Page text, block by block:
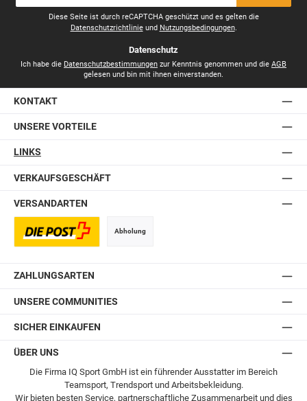
Diese Seite ist durch reCAPTCHA geschützt und es gelten die
Datenschutzrichtlinieund Nutzungsbedingungen.
Datenschutz
Ich habe die Datenschutzbestimmungen zur Kenntnis genommen und die AGB
gelesen und bin mit ihnen einverstanden.
KONTAKT
UNSERE VORTEILE
LINKS
VERKAUFSGESCHÄFT
VERSANDARTEN
Abholung
ZAHLUNGSARTEN
UNSERE COMMUNITIES
SICHER EINKAUFEN
ÜBER UNS
Die Firma IQ Sport GmbH ist ein führender Ausstatter im Bereich
Teamsport, Trendsport und Arbeitsbekleidung.
Wir bieten besten Service, partnerschaftliche Zusammenarbeit und dies